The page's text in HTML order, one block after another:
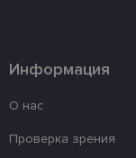
Информация
О нас
Проверка зрения